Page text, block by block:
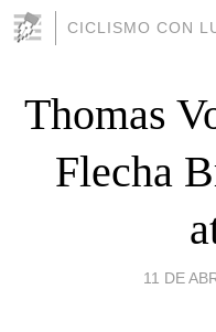
CICLISMO CON
Thomas
Flecha
11 DE